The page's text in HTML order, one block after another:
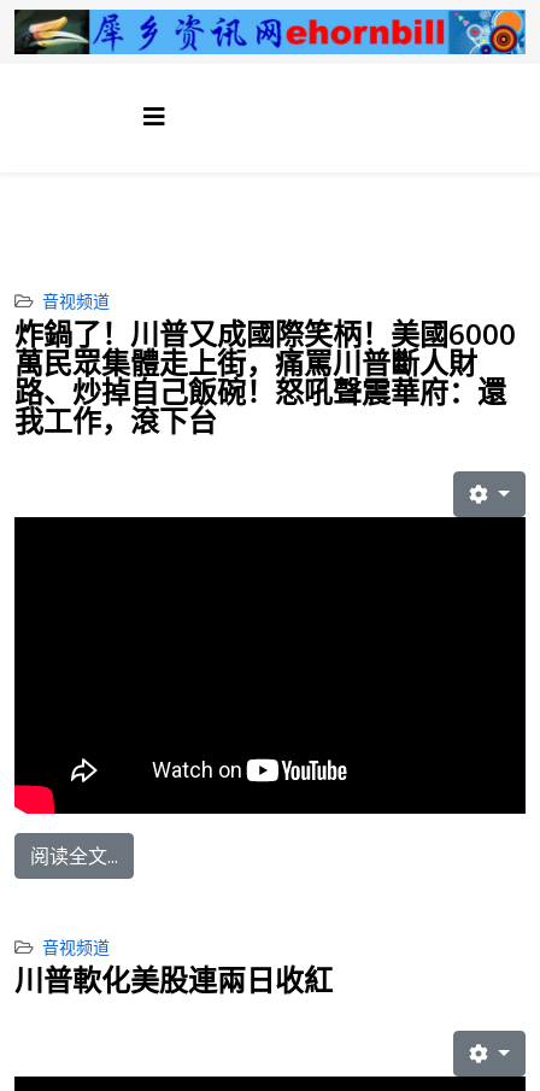
音视频道
炸鍋了！川普又成國際笑柄！美國6000
萬民眾集體走上街，痛罵川普斷人財
路、炒掉自己飯碗！怒吼聲震華府：還
我工作，滾下台
阅读全文...
音视频道
川普軟化美股連兩日收紅